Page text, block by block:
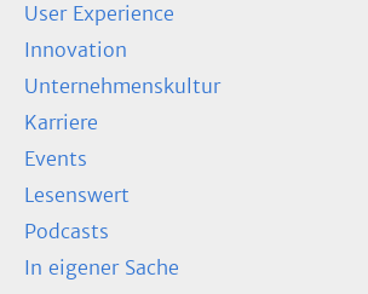
User Experience
Innovation
Unternehmenskultur
Karriere
Events
Lesenswert
Podcasts
In eigener Sache